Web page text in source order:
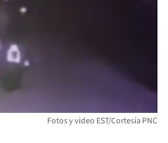
Fotos y video EST/Cortesía PNC